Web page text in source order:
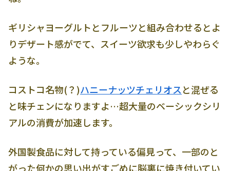
ギリシャヨーグルトとフルーツと組み合わせるとよ
りデザート感がでて、スイーツ欲求も少しやわらぐ
ような。
コストコ名物(？)ハニーナッツチェリオスと混ぜる
と味チェンになりますよ…超大量のベーシックシリ
アルの消費が加速します。
外国製食品に対して持っている偏見って、一部のと
がった何かの思い出がすごめに脳裏に焼き付いてい